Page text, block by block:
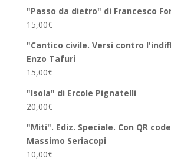
"Passo da dietro" di Francesco
15,00€
"Cantico civile. Versi contro
Enzo Tafuri
15,00€
"Isola" di Ercole Pignatelli
20,00€
"Miti". Ediz. Speciale. Con QR
Massimo Seriacopi
10,00€